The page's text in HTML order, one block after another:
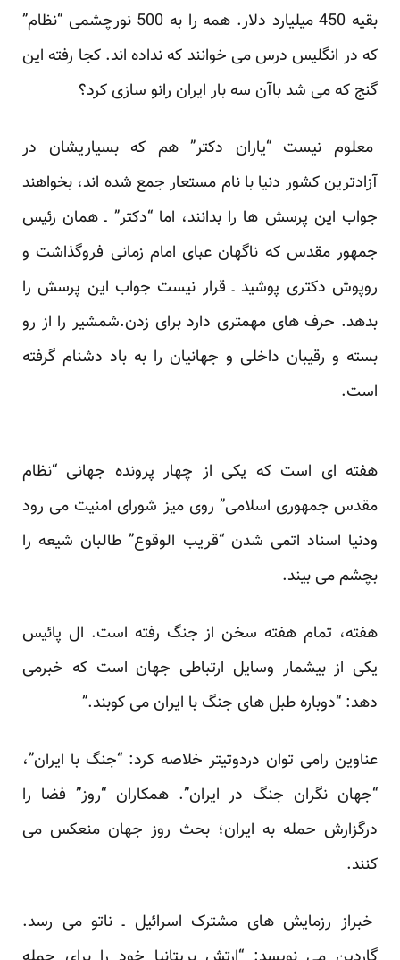
بقیه 450 میلیارد دلار. همه را به 500 نورچشمی “نظام”
که در انگلیس درس می خوانند که نداده اند. کجا رفته این
گنج که می شد باآن سه بار ایران رانو سازی کرد؟
معلوم نیست “یاران دکتر” هم که بسیاریشان در
آزادترین کشور دنیا با نام مستعار جمع شده اند، بخواهند
جواب این پرسش ها را بدانند، اما “دکتر” ـ همان رئیس
جمهور مقدس که ناگهان عبای امام زمانی فروگذاشت و
روپوش دکتری پوشید ـ قرار نیست جواب این پرسش را
بدهد. حرف های مهمتری دارد برای زدن.شمشیر را از رو
بسته و رقیبان داخلی و جهانیان را به باد دشنام گرفته
است.
هفته ای است که یکی از چهار پرونده جهانی “نظام
مقدس جمهوری اسلامی” روی میز شورای امنیت می رود
ودنیا اسناد اتمی شدن “قریب الوقوع” طالبان شیعه را
بچشم می بیند.
هفته، تمام هفته سخن از جنگ رفته است. ال پائیس
یکی از بیشمار وسایل ارتباطی جهان است که خبرمی
دهد: “دوباره طبل های جنگ با ایران می کوبند.”
عناوین رامی توان دردوتیتر خلاصه کرد: “جنگ با ایران”،
“جهان نگران جنگ در ایران”. همکاران “روز” فضا را
درگزارش حمله به ایران؛ بحث روز جهان منعکس می
کنند.
خبراز رزمایش های مشترک اسرائیل ـ ناتو می رسد.